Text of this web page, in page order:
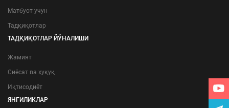
Матбуот учун
Тадқиқотлар
ТАДҚИҚОТЛАР ЙЎНАЛИШИ
Жамият
Сиёсат ва ҳуқуқ
Иқтисодиёт
ЯНГИЛИКЛАР